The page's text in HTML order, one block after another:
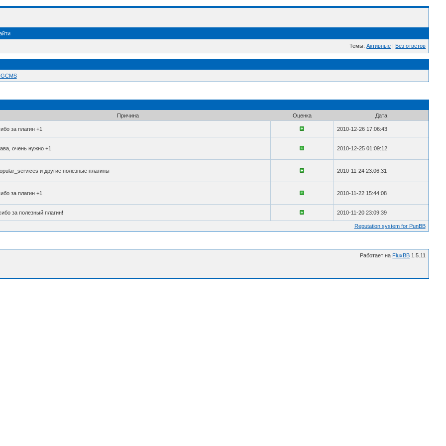
Темы:Активные | Без ответов
Причина Оценка Дата
за плагин +1 2010-12-26 17:06:43
очень нужно +1 2010-12-25 01:09:12
и другие полезные плагины 2010-11-24 23:06:31
за плагин +1 2010-11-22 15:44:08
за полезный плагин! 2010-11-20 23:09:39
Reputation system for PunBB
Работает на FluxBB 1.5.11